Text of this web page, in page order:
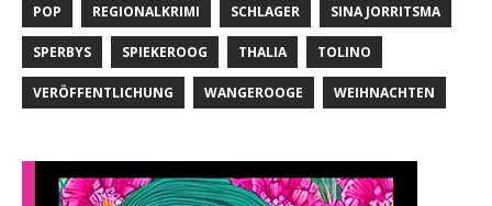
POP REGIONALKRIMI SCHLAGER SINA JORRITSMA
SPERBYS SPIEKEROOG THALIA TOLINO
VERÖFFENTLICHUNG WANGEROOGE WEIHNACHTEN